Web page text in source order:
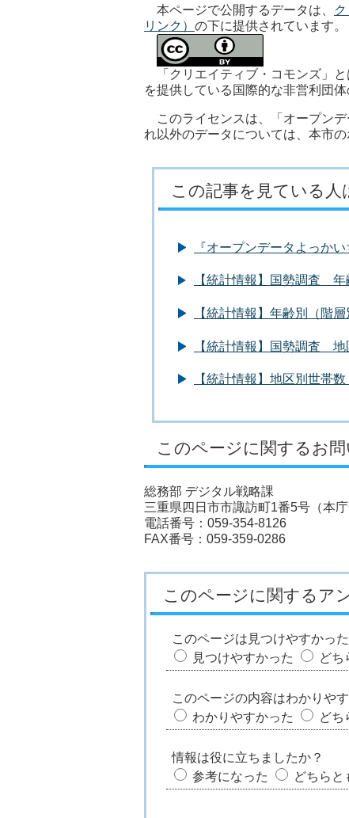
本ページで公開するデータは、
リンク） の下に提供されています。
「クリエイティブ・コモンズ」と
を提供している国際的な非営利団
このライセンスは、「オープン
れ以外のデータについては、本市
この記事を見ている
『オープンデータよっかい
【統計情報】国勢調査 年
【統計情報】年齢別（階
【統計情報】国勢調査
【統計情報】地区別世帯数
このページに関するお
総務部 デジタル戦略課
三重県四日市市諏訪町1番5号（本庁
電話番号：059-354-8126
FAX番号：059-359-0286
このページに関するア
このページは見つけやすかっ
見つけやすかった
どち
このページの内容はわかりや
わかりやすかった
どち
情報は役に立ちましたか？
参考になった
どちらと